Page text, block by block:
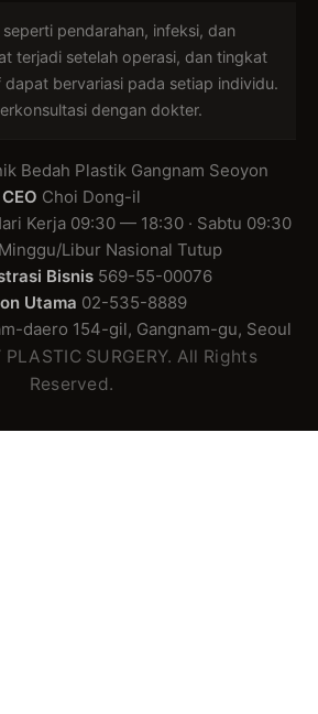
pendarahan, infeksi, dan
terjadi setelah operasi, dan tingkat
dapat bervariasi pada setiap individu.
dengan dokter.
Bedah Plastik Gangnam Seoyon
CEO Choi Dong-il
Kerja 09:30 — 18:30 · Sabtu 09:30
Libur Nasional Tutup
Bisnis 569-55-00076
Utama 02-535-8889
daero 154-gil, Gangnam-gu, Seoul
SURGERY. All Rights
Reserved.